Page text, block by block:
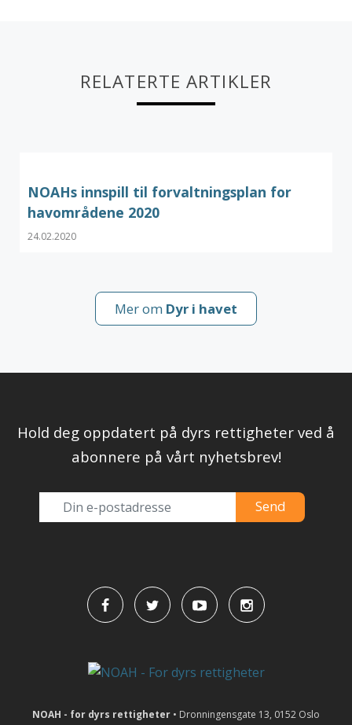
RELATERTE ARTIKLER
NOAHs innspill til forvaltningsplan for
havområdene 2020
24.02.2020
Mer om Dyr i havet
Hold deg oppdatert på dyrs rettigheter ved å
abonnere på vårt nyhetsbrev!
NOAH - for dyrs rettigheter • Dronningensgate 13, 0152 Oslo